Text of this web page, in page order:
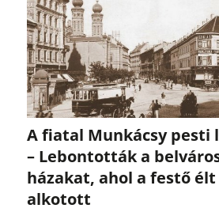
A fiatal Munkácsy pesti
– Lebontották a
házakat, ahol a festő élt
alkotott